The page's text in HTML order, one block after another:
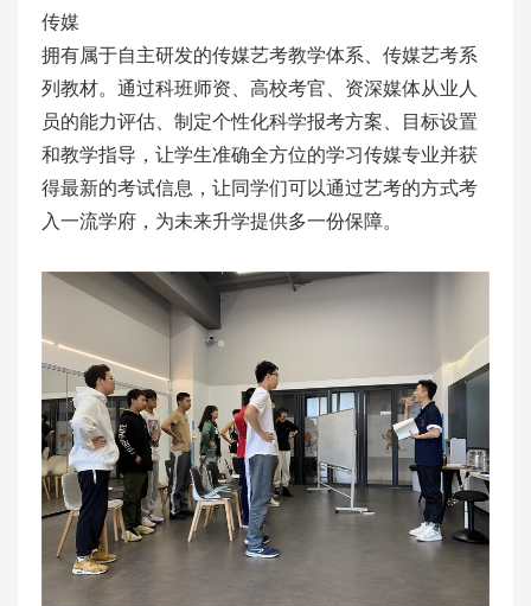
传媒
拥有属于自主研发的传媒艺考教学体系、传媒艺考系
列教材。通过科班师资、高校考官、资深媒体从业人
员的能力评估、制定个性化科学报考方案、目标设置
和教学指导，让学生准确全方位的学习传媒专业并获
得最新的考试信息，让同学们可以通过艺考的方式考
入一流学府，为未来升学提供多一份保障。